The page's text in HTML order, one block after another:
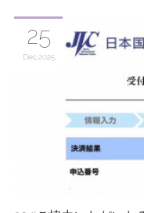
25
Dec 2025